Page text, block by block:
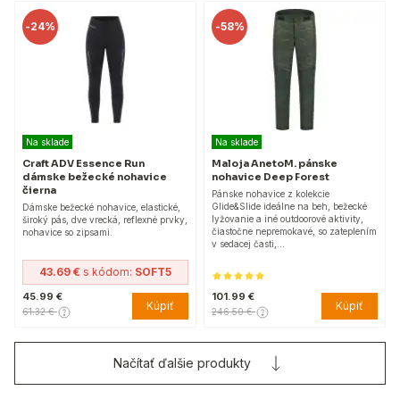
-24%
Na sklade
Craft ADV Essence Run
dámske bežecké nohavice
čierna
Dámske bežecké nohavice, elastické,
široký pás, dve vrecká, reflexné prvky,
nohavice so zipsami.
43.69 € s kódom: SOFT5
45.99 €
61.32 € Kúpiť
-58%
Na sklade
Maloja AnetoM. pánske
nohavice Deep Forest
Pánske nohavice z kolekcie
Glide&Slide ideálne na beh, bežecké
lyžovanie a iné outdoorové aktivity,
čiastočne nepremokavé, so zateplením
v sedacej časti,…
101.99 €
246.50 € Kúpiť
Načítať ďalšie produkty